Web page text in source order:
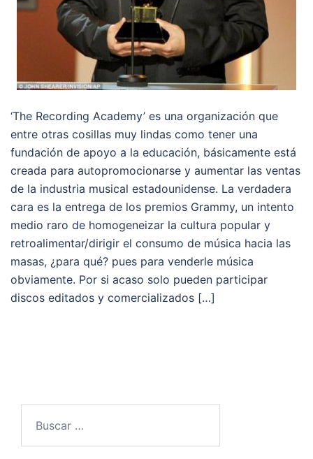
‘The Recording Academy’ es una organización que
entre otras cosillas muy lindas como tener una
fundación de apoyo a la educación, básicamente está
creada para autopromocionarse y aumentar las ventas
de la industria musical estadounidense. La verdadera
cara es la entrega de los premios Grammy, un intento
medio raro de homogeneizar la cultura popular y
retroalimentar/dirigir el consumo de música hacia las
masas, ¿para qué? pues para venderle música
obviamente. Por si acaso solo pueden participar
discos editados y comercializados […]